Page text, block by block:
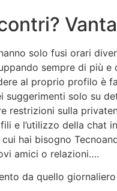
solo fusi orari
sempre di più
al proprio profilo è
solo su
restrizioni sulla
l’utilizzo della chat
hai bisogno
amici o relazioni….
da quello